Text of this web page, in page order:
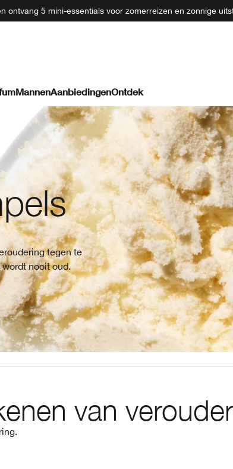
ontvang 5 mini-essentials voor zomerreizen en zonnige
MannenAanbiedingenOntdek
tegen te
nooit oud.
van